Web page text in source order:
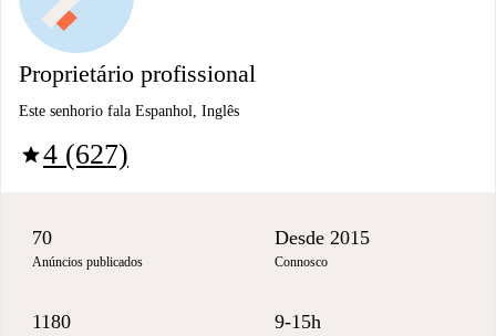
Proprietário profissional
Este senhorio fala Espanhol, Inglês
star4 (627)
70
Anúncios publicados
Desde 2015
Connosco
1180 9-15h